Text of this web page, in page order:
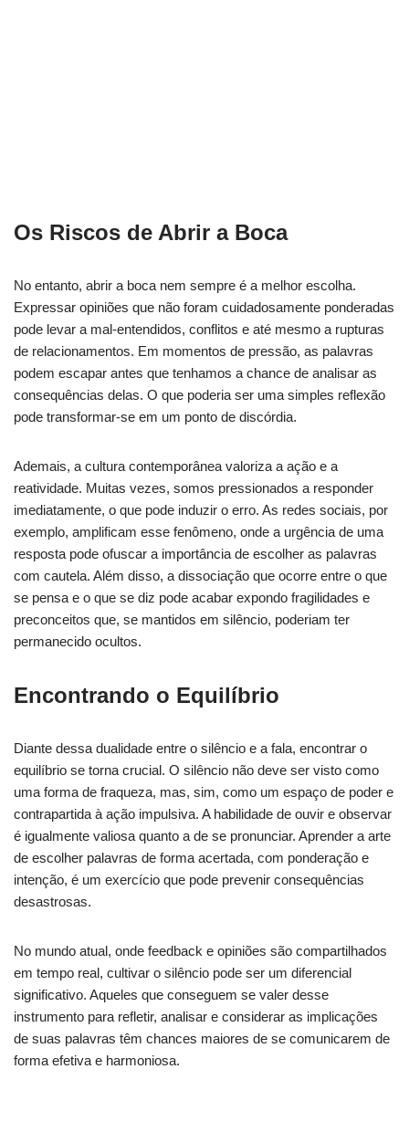
Os Riscos de Abrir a Boca
No entanto, abrir a boca nem sempre é a melhor escolha.
Expressar opiniões que não foram cuidadosamente ponderadas
pode levar a mal-entendidos, conflitos e até mesmo a rupturas
de relacionamentos. Em momentos de pressão, as palavras
podem escapar antes que tenhamos a chance de analisar as
consequências delas. O que poderia ser uma simples reflexão
pode transformar-se em um ponto de discórdia.
Ademais, a cultura contemporânea valoriza a ação e a
reatividade. Muitas vezes, somos pressionados a responder
imediatamente, o que pode induzir o erro. As redes sociais, por
exemplo, amplificam esse fenômeno, onde a urgência de uma
resposta pode ofuscar a importância de escolher as palavras
com cautela. Além disso, a dissociação que ocorre entre o que
se pensa e o que se diz pode acabar expondo fragilidades e
preconceitos que, se mantidos em silêncio, poderiam ter
permanecido ocultos.
Encontrando o Equilíbrio
Diante dessa dualidade entre o silêncio e a fala, encontrar o
equilíbrio se torna crucial. O silêncio não deve ser visto como
uma forma de fraqueza, mas, sim, como um espaço de poder e
contrapartida à ação impulsiva. A habilidade de ouvir e observar
é igualmente valiosa quanto a de se pronunciar. Aprender a arte
de escolher palavras de forma acertada, com ponderação e
intenção, é um exercício que pode prevenir consequências
desastrosas.
No mundo atual, onde feedback e opiniões são compartilhados
em tempo real, cultivar o silêncio pode ser um diferencial
significativo. Aqueles que conseguem se valer desse
instrumento para refletir, analisar e considerar as implicações
de suas palavras têm chances maiores de se comunicarem de
forma efetiva e harmoniosa.